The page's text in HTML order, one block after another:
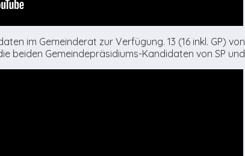
im Gemeinderat zur Verfügung. 13 (16 inkl. GP)
beiden Gemeindepräsidiums-Kandidaten von SP und